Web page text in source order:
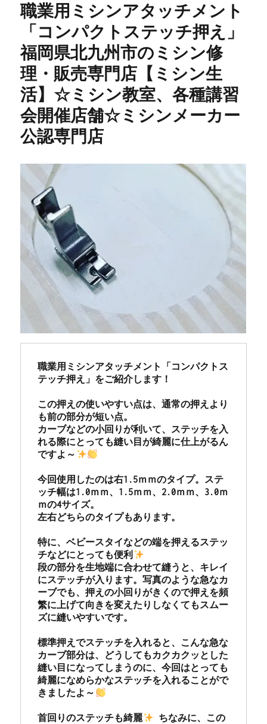
職業用ミシンアタッチメント
「コンパクトステッチ押え」
福岡県北九州市のミシン修
理・販売専門店【ミシン生
活】☆ミシン教室、各種講習
会開催店舗☆ミシンメーカー
公認専門店
職業用ミシンアタッチメント「コンパクトス
テッチ押え」をご紹介します！
この押えの使いやすい点は、通常の押えより
も前の部分が短い点。
カーブなどの小回りが利いて、ステッチを入
れる際にとっても縫い目が綺麗に仕上がるん
ですよ～
今回使用したのは右1.5ｍｍのタイプ。ステ
ッチ幅は1.0ｍｍ、1.5ｍｍ、2.0ｍｍ、3.0ｍ
ｍの4サイズ。
左右どちらのタイプもあります。
特に、ベビースタイなどの端を押えるステッ
チなどにとっても便利
段の部分を生地端に合わせて縫うと、キレイ
にステッチが入ります。写真のような急なカ
ーブでも、押えの小回りがきくので押えを頻
繁に上げて向きを変えたりしなくてもスムー
ズに縫いやすいです。
標準押えでステッチを入れると、こんな急な
カーブ部分は、どうしてもカクカクッとした
縫い目になってしまうのに、今回はとっても
綺麗になめらかなステッチを入れることがで
きましたよ～
首回りのステッチも綺麗
ちなみに、この